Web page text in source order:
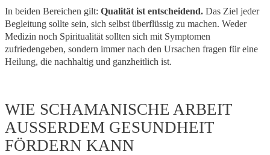
In beiden Bereichen gilt: Qualität ist entscheidend. Das Ziel jeder
Begleitung sollte sein, sich selbst überflüssig zu machen. Weder
Medizin noch Spiritualität sollten sich mit Symptomen
zufriedengeben, sondern immer nach den Ursachen fragen für eine
Heilung, die nachhaltig und ganzheitlich ist.
WIE SCHAMANISCHE ARBEIT
AUSSERDEM GESUNDHEIT F
ÖRDERN KANN